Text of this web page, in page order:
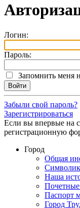
Логин:
Пароль:
Запомнить меня
Забыли свой пароль?
Зарегистрироваться
Если вы впервые на
регистрационную
Город
Общая
Наша
Паспорт
Город